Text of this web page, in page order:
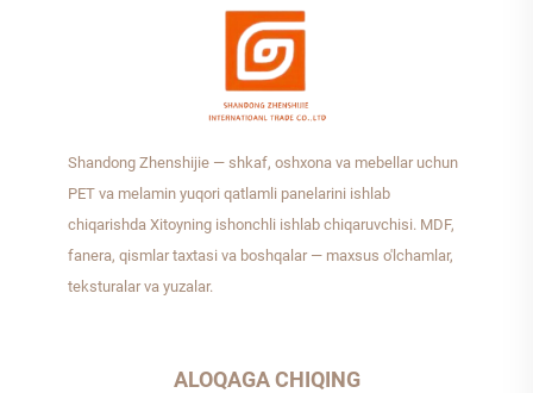
Shandong Zhenshijie — shkaf, oshxona va mebellar uchun
PET va melamin yuqori qatlamli panelarini ishlab
chiqarishda Xitoyning ishonchli ishlab chiqaruvchisi. MDF,
fanera, qismlar taxtasi va boshqalar — maxsus o'lchamlar,
teksturalar va yuzalar.
ALOQAGA CHIQING